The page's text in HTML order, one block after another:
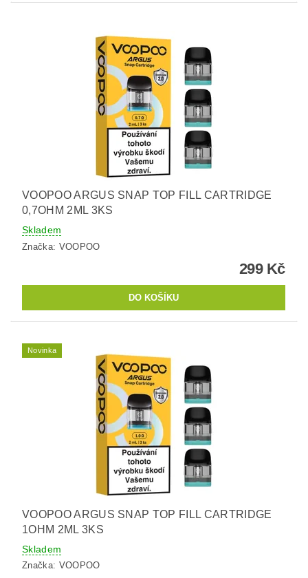
VOOPOO ARGUS SNAP TOP FILL CARTRIDGE
0,7OHM 2ML 3KS
Skladem
Značka: VOOPOO
299 Kč
Novinka
VOOPOO ARGUS SNAP TOP FILL CARTRIDGE
1OHM 2ML 3KS
Skladem
Značka: VOOPOO